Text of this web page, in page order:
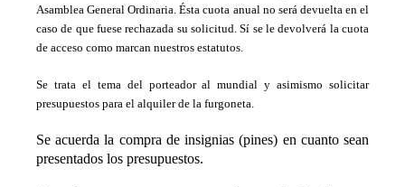
Asamblea General Ordinaria. Ésta cuota anual no será devuelta en el
caso de que fuese rechazada su solicitud. Sí se le devolverá la cuota
de acceso como marcan nuestros estatutos.
Se trata el tema del porteador al mundial y asimismo solicitar
presupuestos para el alquiler de la furgoneta.
Se acuerda la compra de insignias (pines) en cuanto sean
presentados los presupuestos.